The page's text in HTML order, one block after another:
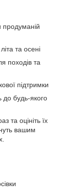
продуманій
та осені
походів та
підтримки
до будь-якого
та оцініть їх
вашим